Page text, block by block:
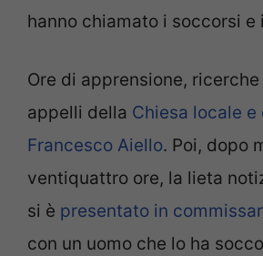
hanno chiamato i soccorsi e
Ore di apprensione,
appelli della Chiesa locale
Francesco Aiello. Poi, dopo
ventiquattro ore, la lieta
si è presentato in
con un uomo che lo ha